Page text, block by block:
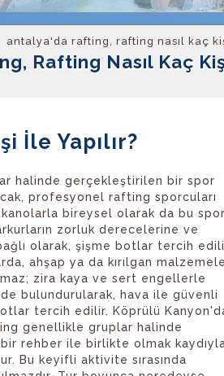
antalya'da rafting, rafting nasıl kaç
Rafting Nasıl Kaç
İle Yapılır?
halinde gerçekleştirilen bir spor
profesyonel rafting sporcuları
bireysel olarak da bu
zorluk derecelerine ve
olarak, şişme botlar tercih
ahşap ya da kırılgan
zira kaya ve sert engellerle
bulundurularak, hava ile güvenli
tercih edilir. Köprülü
genellikle gruplar halinde
rehber ile birlikte olmak
Bu keyifli aktivite sırasında